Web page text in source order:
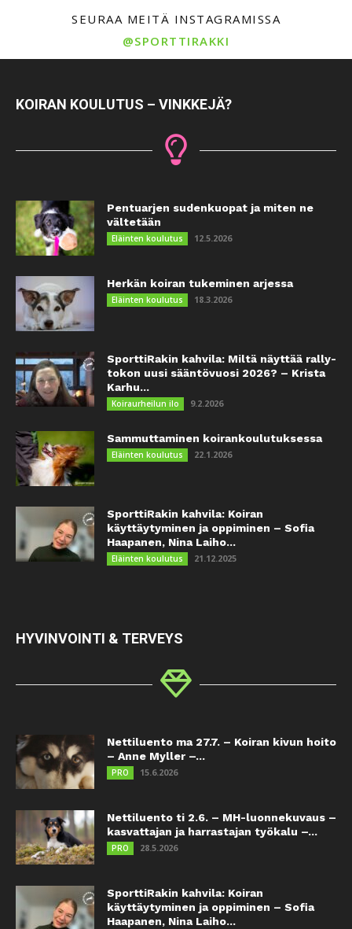
SEURAA MEITÄ INSTAGRAMISSA
@SPORTTIRAKKI
KOIRAN KOULUTUS – VINKKEJÄ?
Pentuarjen sudenkuopat ja miten ne
vältetään
Eläinten koulutus 12.5.2026
Herkän koiran tukeminen arjessa
Eläinten koulutus 18.3.2026
SporttiRakin kahvila: Miltä näyttää rally-
tokon uusi sääntövuosi 2026? – Krista
Karhu...
Koiraurheilun ilo 9.2.2026
Sammuttaminen koirankoulutuksessa
Eläinten koulutus 22.1.2026
SporttiRakin kahvila: Koiran
käyttäytyminen ja oppiminen – Sofia
Haapanen, Nina Laiho...
Eläinten koulutus 21.12.2025
HYVINVOINTI & TERVEYS
Nettiluento ma 27.7. – Koiran kivun hoito
– Anne Myller –...
PRO 15.6.2026
Nettiluento ti 2.6. – MH-luonnekuvaus –
kasvattajan ja harrastajan työkalu –...
PRO 28.5.2026
SporttiRakin kahvila: Koiran
käyttäytyminen ja oppiminen – Sofia
Haapanen, Nina Laiho...